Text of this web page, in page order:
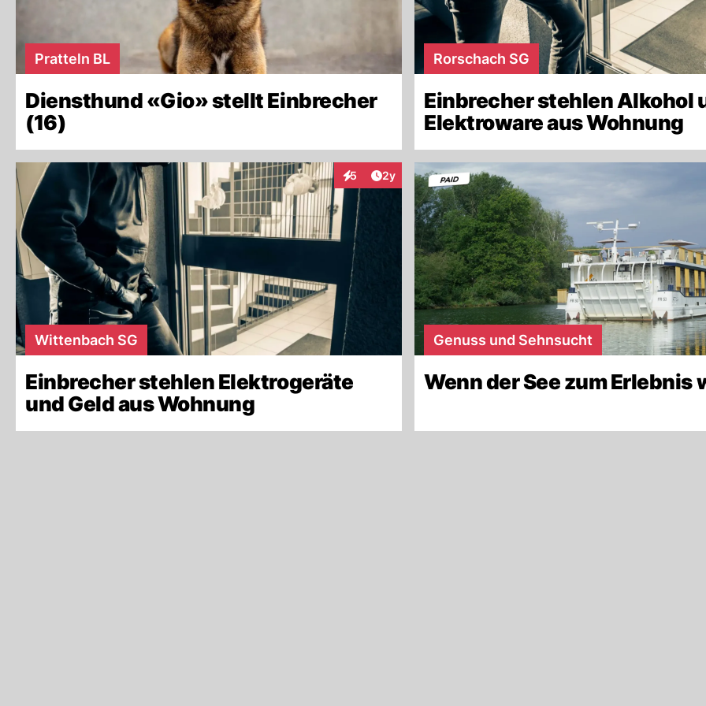
Pratteln BL
Diensthund «Gio» stellt Einbrecher
(16)
Rorschach SG
Einbrecher stehlen Alkohol
Elektroware aus Wohnung
5
InteraktionenArtikel veröffentlicht:
2y
Wittenbach SG
Einbrecher stehlen Elektrogeräte
und Geld aus Wohnung
Genuss und Sehnsucht
Wenn der See zum Erlebnis